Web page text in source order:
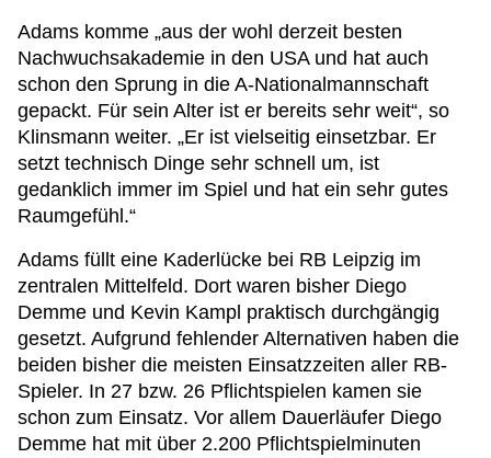
Adams komme „aus der wohl derzeit besten
Nachwuchsakademie in den USA und hat auch
schon den Sprung in die A-Nationalmannschaft
gepackt. Für sein Alter ist er bereits sehr weit“, so
Klinsmann weiter. „Er ist vielseitig einsetzbar. Er
setzt technisch Dinge sehr schnell um, ist
gedanklich immer im Spiel und hat ein sehr gutes
Raumgefühl.“
Adams füllt eine Kaderlücke bei RB Leipzig im
zentralen Mittelfeld. Dort waren bisher Diego
Demme und Kevin Kampl praktisch durchgängig
gesetzt. Aufgrund fehlender Alternativen haben die
beiden bisher die meisten Einsatzzeiten aller RB-
Spieler. In 27 bzw. 26 Pflichtspielen kamen sie
schon zum Einsatz. Vor allem Dauerläufer Diego
Demme hat mit über 2.200 Pflichtspielminuten